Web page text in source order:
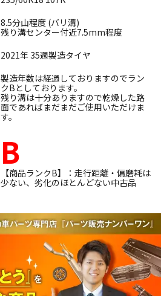
8.5分山程度 (バリ溝)
残り溝センター付近7.5mm程度
2021年 35週製造タイヤ
製造年数は経過しておりますのでラン
クBとしております。
残り溝は十分ありますので乾燥した路
面であればまだまだご使用いただけま
す。
B
【商品ランクB】：走行距離・偏磨耗は
少ない、劣化のほとんどない中古品